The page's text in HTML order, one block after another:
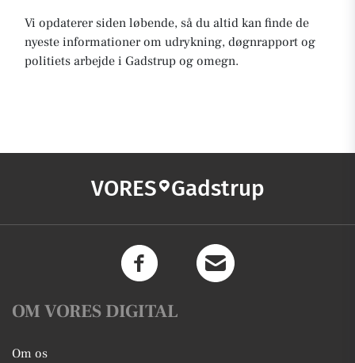
Vi opdaterer siden løbende, så du altid kan finde de
nyeste informationer om udrykning, døgnrapport og
politiets arbejde i Gadstrup og omegn.
VORES Gadstrup
OM VORES DIGITAL
Om os